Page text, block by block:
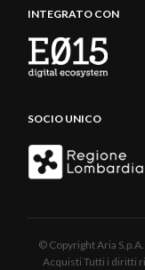
INTEGRATO CON
SOCIO UNICO
© Copyright Aria
Acquisti Tutti i diritti